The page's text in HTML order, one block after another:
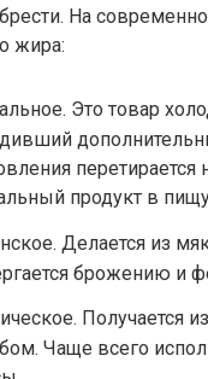
На
жира:
Это товар
продукт в
Делается из
брожению и
Чаще всего